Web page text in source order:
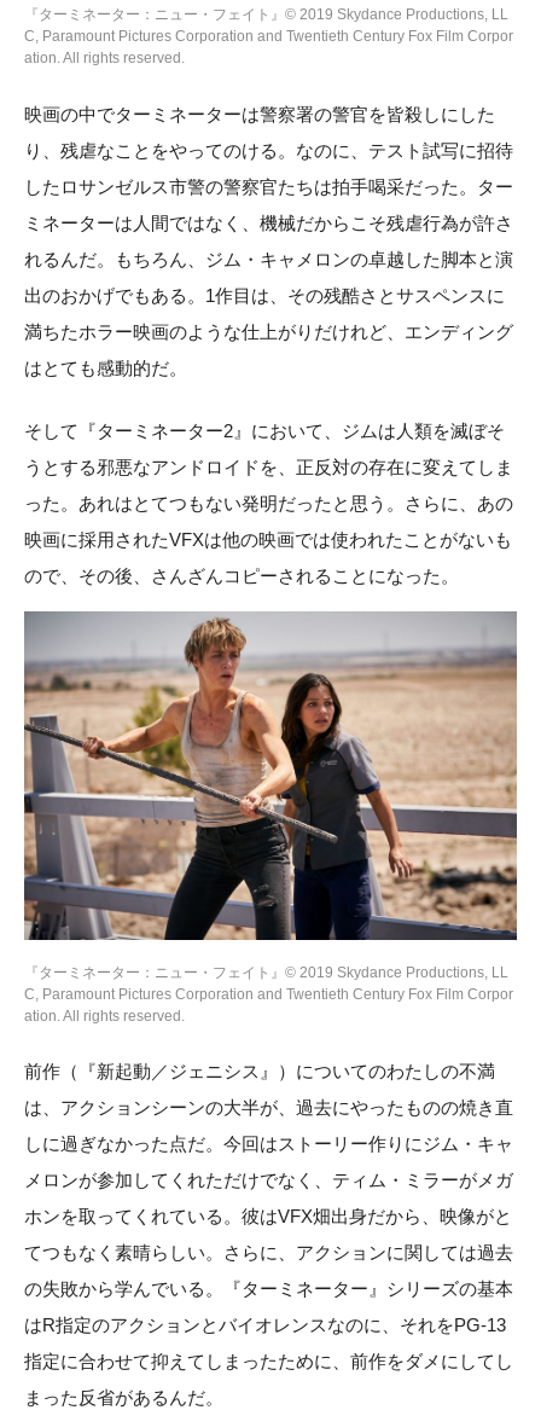
『ターミネーター：ニュー・フェイト』© 2019 Skydance Productions, LL
C, Paramount Pictures Corporation and Twentieth Century Fox Film Corpor
ation. All rights reserved.
映画の中でターミネーターは警察署の警官を皆殺しにした
り、残虐なことをやってのける。なのに、テスト試写に招待
したロサンゼルス市警の警察官たちは拍手喝采だった。ター
ミネーターは人間ではなく、機械だからこそ残虐行為が許さ
れるんだ。もちろん、ジム・キャメロンの卓越した脚本と演
出のおかげでもある。1作目は、その残酷さとサスペンスに
満ちたホラー映画のような仕上がりだけれど、エンディング
はとても感動的だ。
そして『ターミネーター2』において、ジムは人類を滅ぼそ
うとする邪悪なアンドロイドを、正反対の存在に変えてしま
った。あれはとてつもない発明だったと思う。さらに、あの
映画に採用されたVFXは他の映画では使われたことがないも
ので、その後、さんざんコピーされることになった。
『ターミネーター：ニュー・フェイト』© 2019 Skydance Productions, LL
C, Paramount Pictures Corporation and Twentieth Century Fox Film Corpor
ation. All rights reserved.
前作（『新起動／ジェニシス』）についてのわたしの不満
は、アクションシーンの大半が、過去にやったものの焼き直
しに過ぎなかった点だ。今回はストーリー作りにジム・キャ
メロンが参加してくれただけでなく、ティム・ミラーがメガ
ホンを取ってくれている。彼はVFX畑出身だから、映像がと
てつもなく素晴らしい。さらに、アクションに関しては過去
の失敗から学んでいる。『ターミネーター』シリーズの基本
はR指定のアクションとバイオレンスなのに、それをPG-13
指定に合わせて抑えてしまったために、前作をダメにしてし
まった反省があるんだ。